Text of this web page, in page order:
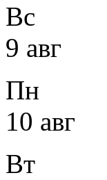
Вс
9 авг
Пн
10 авг
Вт